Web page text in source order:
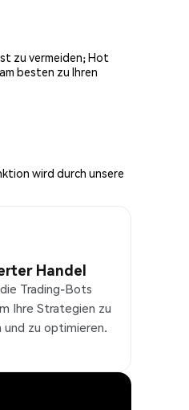
zu vermeiden; Hot
besten zu Ihren
wird durch unsere
Handel
Trading-Bots
Ihre Strategien zu
zu optimieren.